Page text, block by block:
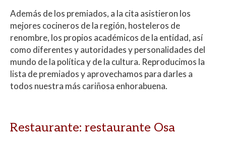
Además de los premiados, a la cita asistieron los
mejores cocineros de la región, hosteleros de
renombre, los propios académicos de la entidad, así
como diferentes y autoridades y personalidades del
mundo de la política y de la cultura. Reproducimos la
lista de premiados y aprovechamos para darles a
todos nuestra más cariñosa enhorabuena.
Restaurante: restaurante Osa